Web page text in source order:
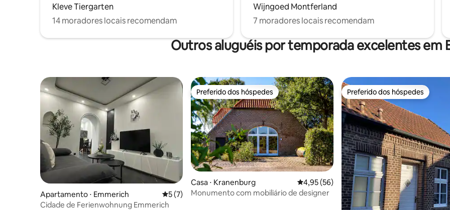
Kleve Tiergarten
14 moradores locais recomendam
Wijngoed Montferland
7 moradores locais recomendam
Outros aluguéis por temporada excelentes em
Apartamento ⋅ Emmerich 5 de uma avaliação média de 5, 7 avaliações
5 (7)
Cidade de Ferienwohnung Emmerich
Preferido dos hóspedes
Preferido dos hóspedes
Casa ⋅ Kranenburg 4,95 de uma avaliação média de 5, 56
4,95 (56)
Monumento com mobiliário de designer
Preferido dos hóspedes
Preferido dos hóspedes